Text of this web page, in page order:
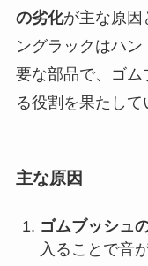
の劣化が主な原因
ングラックはハ
要な部品で、ゴ
る役割を果たして
主な原因
ゴムブッシュ
入ることで音